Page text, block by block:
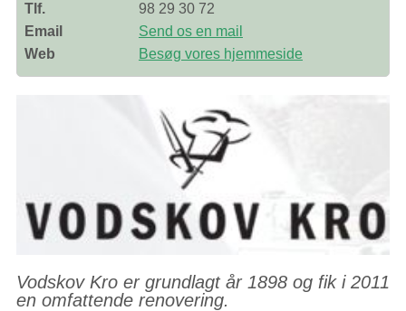
Tlf.
98 29 30 72
Email
Send os en mail
Web
Besøg vores hjemmeside
Vodskov Kro er grundlagt år 1898 og fik i 2011
en omfattende renovering.